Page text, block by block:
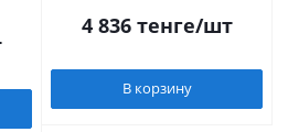
4 836тенге/шт
В корзину